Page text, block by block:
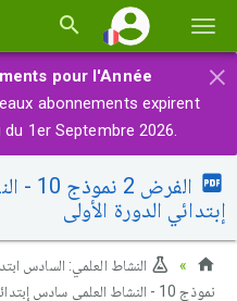
la×
pour l'Année
abonnements expirent
1er Septembre 2026.
إبتدائي الدورة الأولى
النشاط العلمي: السادس
نموذج 10 - النشاط العلمي سادس إبتدائي الدورة الأولى